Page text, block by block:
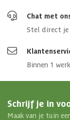
Chat met
Stel direct je
Binnen 1
Schrijf je in
Maak van je tuin